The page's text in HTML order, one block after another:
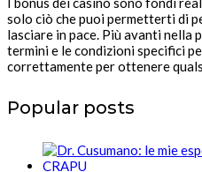
solo ciò che puoi permetterti di
lasciare in pace. Più avanti nella
termini e le condizioni specifici
correttamente per ottenere
Popular posts